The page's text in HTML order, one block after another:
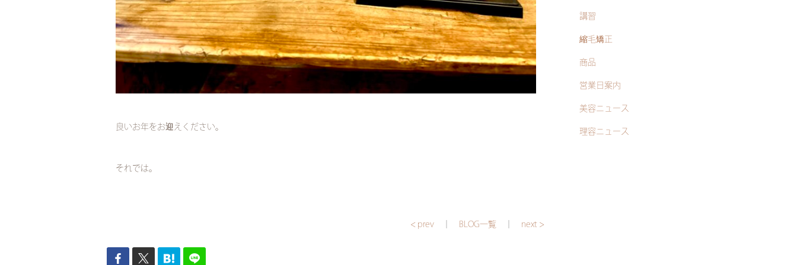
良いお年をお迎えください。
それでは。
< prev BLOG一覧 next >
講習
縮毛矯正
商品
営業日案内
美容ニュース
理容ニュース